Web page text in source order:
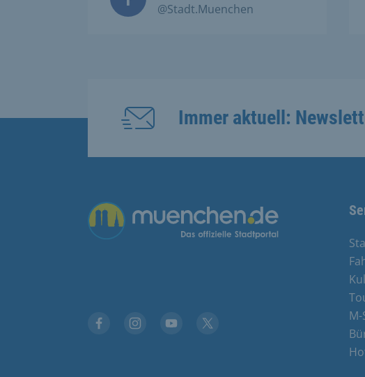
@Stadt.Muenchen
Immer aktuell:
Übergreifende Links